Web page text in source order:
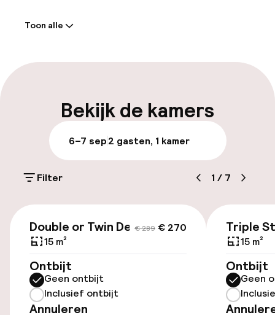
Meertalige medewerkers
Parkeren & mobiliteit
Parkeergelegenheid op eigen terrein
(buiten)
Openbaar parkeren
Toegankelijkheid
Toon alle
Bekijk de kamers
6–7 sep2 gasten, 1 kamer
Filter 1 / 7
€ 289 € 270
Double or Twin Deluxe
15 m²
Ontbijt
Geen ontbijt
Inclusief ontbijt
Annuleren
Triple
15 m²
Ontbijt
Geen